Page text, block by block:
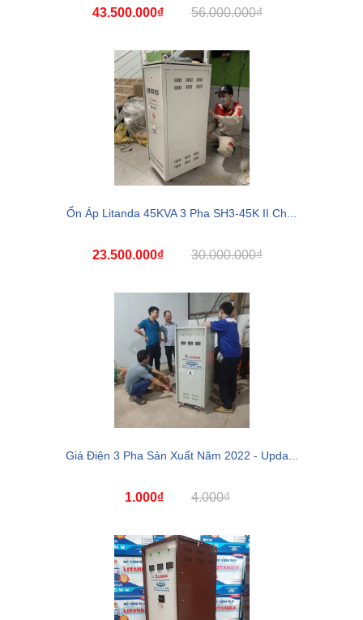
43.500.000₫ 56.000.000₫
Ổn Áp Litanda 45KVA 3 Pha SH3-45K II Ch...
23.500.000₫ 30.000.000₫
Giá Điện 3 Pha Sản Xuất Năm 2022 - Upda...
1.000₫ 4.000₫